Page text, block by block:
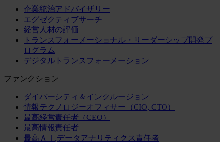
企業統治アドバイザリー
エグゼクティブサーチ
経営人材の評価
トランスフォーメーショナル・リーダーシップ開発プ
ログラム
デジタルトランスフォーメーション
ファンクション
ダイバーシティ＆インクルージョン
情報テクノロジーオフィサー（CIO, CTO）
最高経営責任者（CEO）
最高情報責任者
最高ＡＩ,データアナリティクス責任者